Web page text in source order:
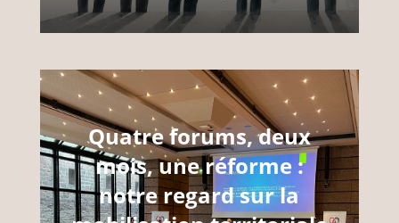
Quatre forums, deux
mois, une réforme :
notre regard sur la